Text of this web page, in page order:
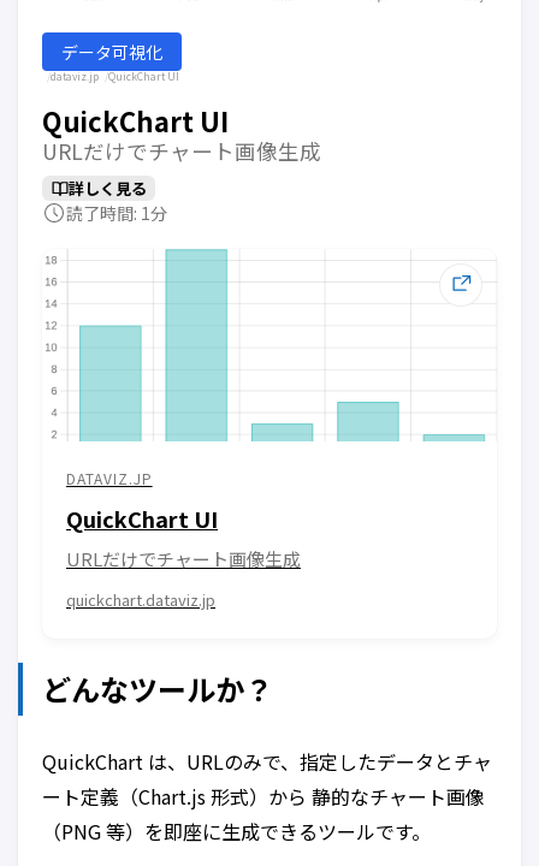
データ可視化
dataviz.jp QuickChart UI
QuickChart UI
URLだけでチャート画像生成
詳しく見る
読了時間: 1分
DATAVIZ.JP
QuickChart UI
URLだけでチャート画像生成
quickchart.dataviz.jp
どんなツールか？
QuickChart は、URLのみで、指定したデータとチャ
ート定義（Chart.js 形式）から 静的なチャート画像
（PNG 等）を即座に生成できるツールです。